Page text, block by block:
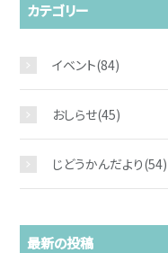
カテゴリー
イベント(84)
おしらせ(45)
じどうかんだより(54)
最新の投稿